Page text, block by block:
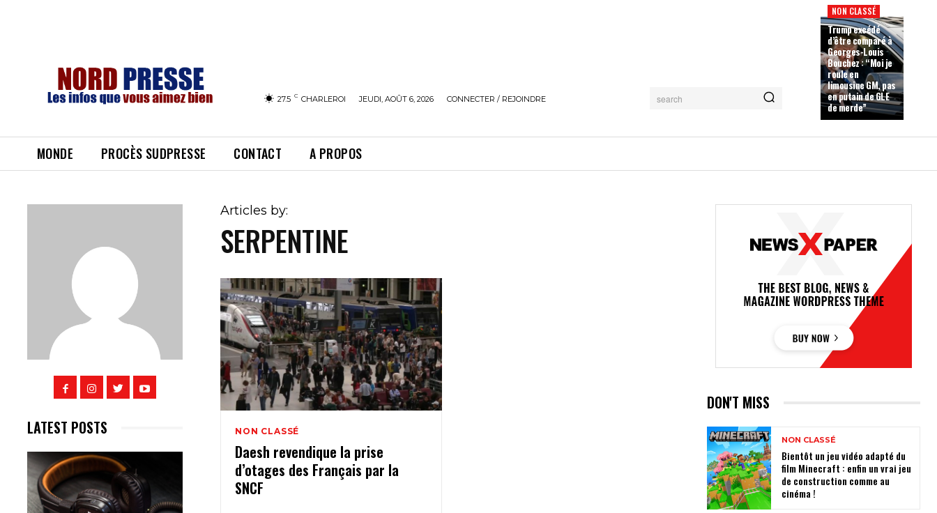
27.5 C CHARLEROI JEUDI, AOÛT 6, 2026 CONNECTER / REJOINDRE search
NON CLASSÉ
Trump excédé
d’être comparé à
Georges-Louis
Bouchez : “Moi je
roule en
limousine GM, pas
en putain de GLE
de merde”
MONDE PROCÈS SUDPRESSE CONTACT A PROPOS
LATEST POSTS
Articles by:
SERPENTINE
NON CLASSÉ
Daesh revendique la prise
d’otages des Français par la
SNCF
DON'T MISS
NON CLASSÉ
Bientôt un jeu vidéo adapté du
film Minecraft : enfin un vrai jeu
de construction comme au
cinéma !